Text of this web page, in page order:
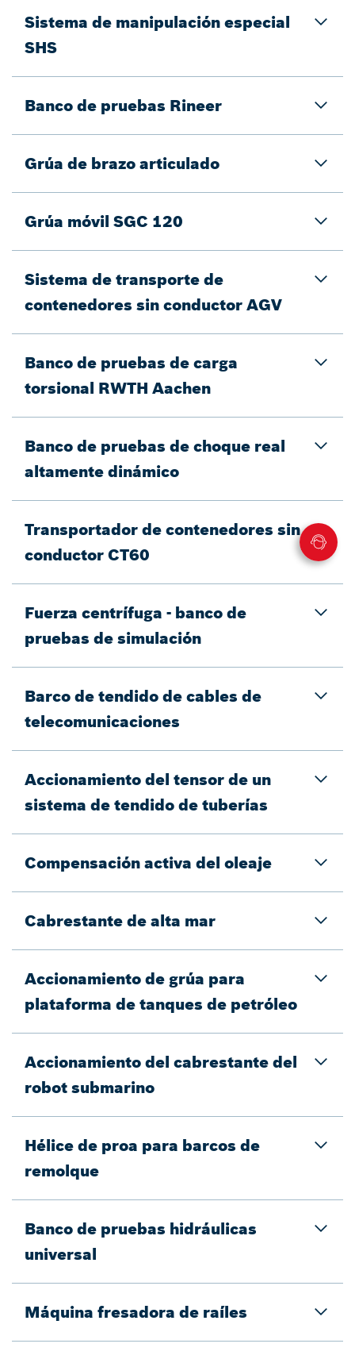
Sistema de manipulación especial
SHS
Banco de pruebas Rineer
Grúa de brazo articulado
Grúa móvil SGC 120
Sistema de transporte de
contenedores sin conductor AGV
Banco de pruebas de carga
torsional RWTH Aachen
Banco de pruebas de choque real
altamente dinámico
Transportador de contenedores sin
conductor CT60
Fuerza centrífuga - banco de
pruebas de simulación
Barco de tendido de cables de
telecomunicaciones
Accionamiento del tensor de un
sistema de tendido de tuberías
Compensación activa del oleaje
Cabrestante de alta mar
Accionamiento de grúa para
plataforma de tanques de petróleo
Accionamiento del cabrestante del
robot submarino
Hélice de proa para barcos de
remolque
Banco de pruebas hidráulicas
universal
Máquina fresadora de raíles